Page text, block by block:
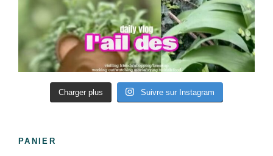
Charger plus Suivre sur Instagram
PANIER